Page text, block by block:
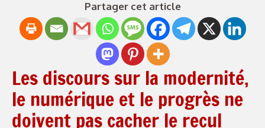
Partager cet article
Les discours sur la modernité,
le numérique et le progrès ne
doivent pas cacher le recul